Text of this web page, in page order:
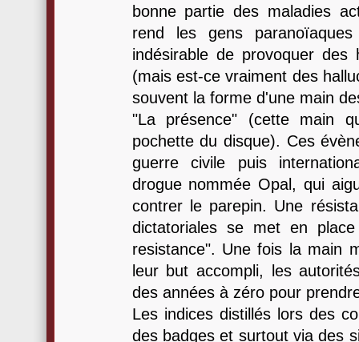
bonne partie des maladies
rend les gens
indésirable de provoquer des
(mais est-ce vraiment des
souvent la forme d'une main
"La présence" (cette main
pochette du disque). Ces
guerre civile puis
drogue nommée Opal, qui
contrer le parepin. Une
dictatoriales se met en
resistance". Une fois la main
leur but accompli, les
des années à zéro pour
Les indices distillés lors des
des badges et surtout via des